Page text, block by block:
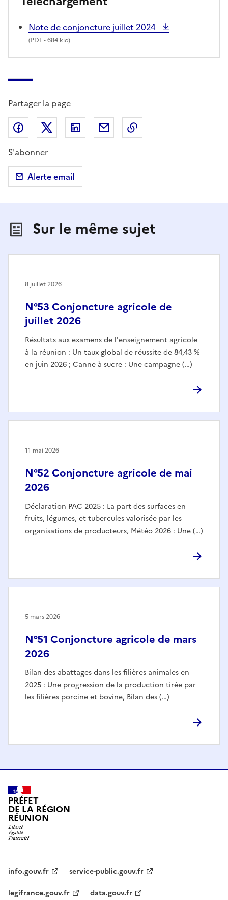
Note de conjoncture juillet 2024
(PDF- 684 kio)
Partager la page
Partager sur Facebook
Partager sur X (anciennement Twitter)
Partager sur LinkedIn
Partager par email
S'abonner
Alerte email
Sur le même sujet
N°53 Conjoncture agricole de
juillet 2026
Résultats aux examens de l'enseignement agricole
à la réunion : Un taux global de réussite de 84,43 %
en juin 2026 ; Canne à sucre : Une campagne (…)
8 juillet 2026
N°52 Conjoncture agricole de mai
2026
Déclaration PAC 2025 : La part des surfaces en
fruits, légumes, et tubercules valorisée par les
organisations de producteurs, Météo 2026 : Une (…)
11 mai 2026
N°51 Conjoncture agricole de mars
2026
Bilan des abattages dans les filières animales en
2025 : Une progression de la production tirée par
les filières porcine et bovine, Bilan des (…)
5 mars 2026
PRÉFET
DE LA RÉGION
RÉUNION
info.gouv.fr
service-public.gouv.fr
legifrance.gouv.fr
data.gouv.fr